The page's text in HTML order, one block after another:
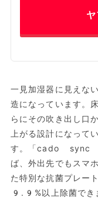
一見加湿器に見え
造になっています。
らにその吹き出し
上がる設計になって
す。「cado sync
ば、外出先でもスマ
た特別な抗菌プレー
9.9%以上除菌でき